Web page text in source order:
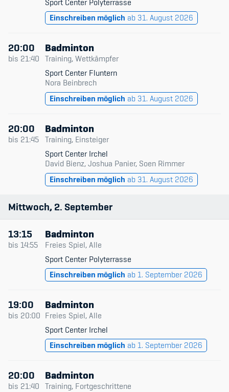
Sport Center Polyterrasse
Einschreiben möglich ab 31. August 2026
20:00
bis 21:40
Badminton
Training, Wettkämpfer
Sport Center Fluntern
Nora Beinbrech
Einschreiben möglich ab 31. August 2026
20:00
bis 21:45
Badminton
Training, Einsteiger
Sport Center Irchel
David Bienz, Joshua Panier, Soen Rimmer
Einschreiben möglich ab 31. August 2026
Mittwoch 2 September
13:15
bis 14:55
Badminton
Freies Spiel, Alle
Sport Center Polyterrasse
Einschreiben möglich ab 1. September 2026
19:00
bis 20:00
Badminton
Freies Spiel, Alle
Sport Center Irchel
Einschreiben möglich ab 1. September 2026
20:00
bis 21:40
Badminton
Training, Fortgeschrittene